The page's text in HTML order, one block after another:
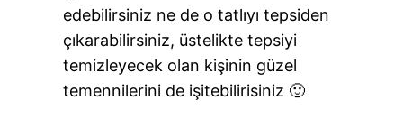
edebilirsiniz ne de o tatlıyı tepsiden
çıkarabilirsiniz, üstelikte tepsiyi
temizleyecek olan kişinin güzel
temennilerini de işitebilirisiniz 🙂